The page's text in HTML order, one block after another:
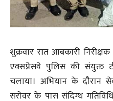
शुक्रवार रात आबकारी
एक्सप्रेसवे पुलिस की संयुक्त
चलाया। अभियान के दौरान
सरोवर के पास संदिग्ध